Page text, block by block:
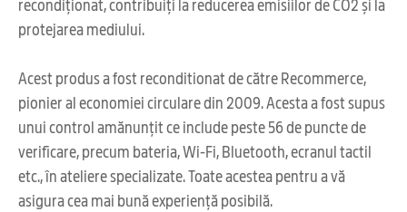
protejarea mediului.
Acest produs a fost reconditionat de către Recommerce,
pionier al economiei circulare din 2009. Acesta a fost supus
unui control amănunțit ce include peste 56 de puncte de
verificare, precum bateria, Wi-Fi, Bluetooth, ecranul tactil
etc., în ateliere specializate. Toate acestea pentru a vă
asigura cea mai bună experiență posibilă.